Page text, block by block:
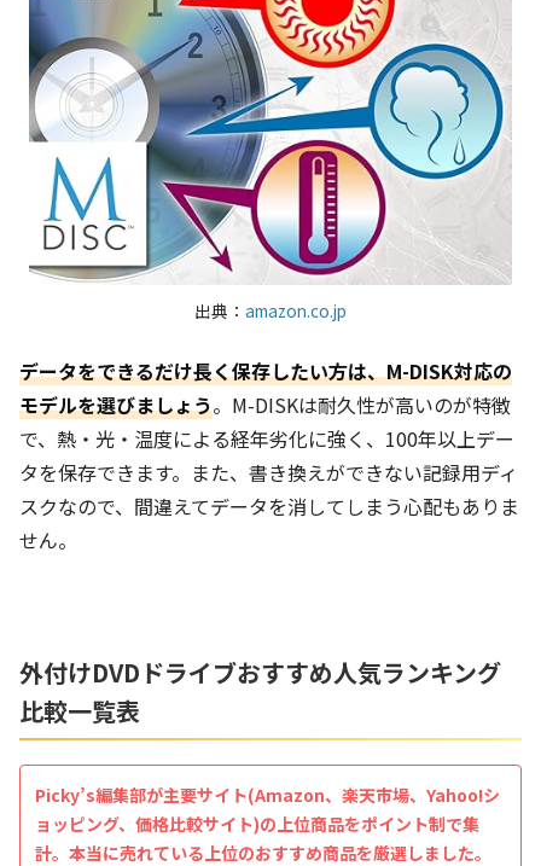
出典： amazon.co.jp
データをできるだけ長く保存したい方は、M-DISK対応の
モデルを選びましょう。M-DISKは耐久性が高いのが特徴
で、熱・光・温度による経年劣化に強く、100年以上デー
タを保存できます。また、書き換えができない記録用ディ
スクなので、間違えてデータを消してしまう心配もありま
せん。
外付けDVDドライブおすすめ人気ランキング
比較一覧表
Picky’s編集部が主要サイト(Amazon、楽天市場、Yahoo!シ
ョッピング、価格比較サイト)の上位商品をポイント制で集
計。本当に売れている上位のおすすめ商品を厳選しました。